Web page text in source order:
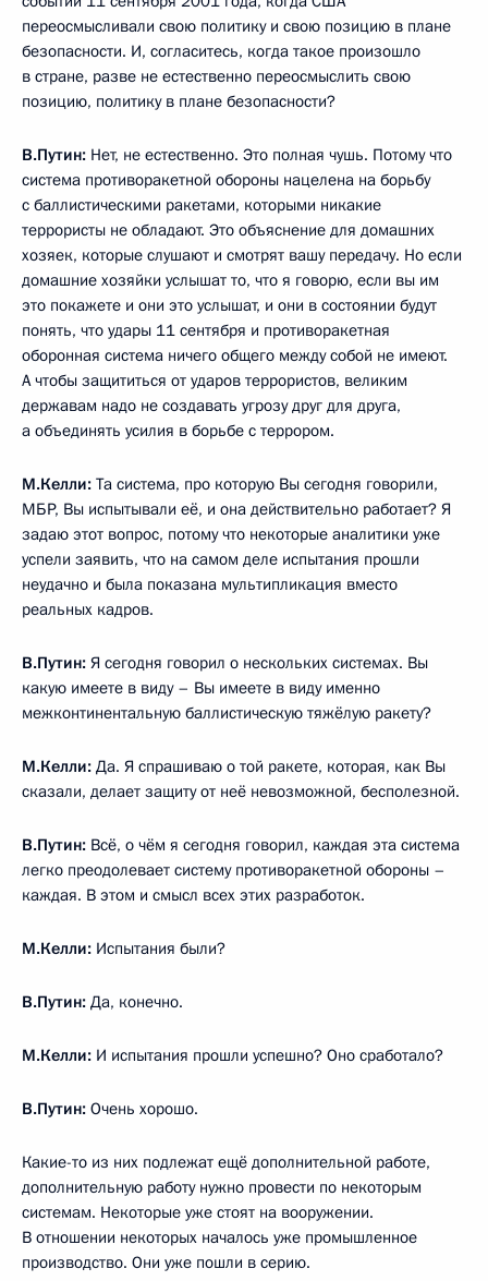
американо-канадской границы на их территориях с двух
сторон и плюс ещё корабли бы подтащили с двух сторон, –
что бы вы сказали на этот счёт, предприняли бы какие-
то шаги? А мы бы на это сказали, что вы разгоняете гонку
вооружений. Это не бред, нет? А так и есть.
М.Келли: Хочу вернуться. То есть правильно я Вас
понимаю, что именно это Вы и говорите, что мы сейчас
находимся в рамках новой гонки вооружений?
В.Путин:
Я хочу сказать, что Соединённые Штаты, когда
вышли в 2002 году из Договора по ПРО, вынудили нас
начать работу над новыми системами вооружений. Мы
об этом сказали нашим партнёрам, они сказали: «Хорошо,
делайте, что хотите». Вот мы сделали – «Пожалуйте
Во время интервью журналисту американского телеканала
М.Келли:
Когда Вы сказали американским партнёрам
о том, что создаёте новые системы вооружения, Вы сказали
межконтинентальную баллистическую ракету с ядерным
источником собственного топлива, которая сделает
противоракетные системы бесполезными
сможем ответить, говорю Вам честно. Значит, партнёры
ответить. Экономика находилась в тяжёлом положении,
никому в голову не могло прийти, что мы за такой короткий
в развитии стратегических вооружений. Я думаю, что ЦРУ
говорило, наверное, Президенту Соединённых Штатов:
«Ничего они не сделают». А Пентагон говорил: «А мы
сделаем – сделаем мощную современную систему
противоракетной обороны глобального характера». Ну, вот